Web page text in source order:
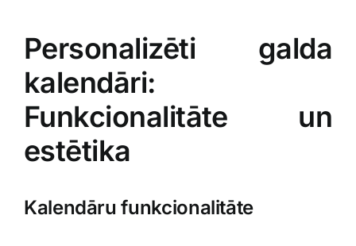
Personalizēti galda
kalendāri:
Funkcionalitāte un
estētika
Kalendāru funkcionalitāte